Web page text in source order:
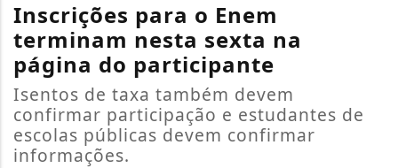
Inscrições para o Enem
terminam nesta sexta na
página do participante
Isentos de taxa também devem
confirmar participação e estudantes de
escolas públicas devem confirmar
informações.